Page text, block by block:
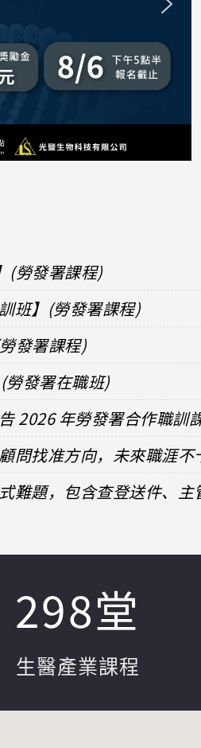
(勞發署課程)
班】(勞發署課程)
發署課程)
勞發署在職班)
2026 年勞發署合作職訓
問找准方向，未來職涯不
難題，包含查登送件、
生醫產業課程
298堂